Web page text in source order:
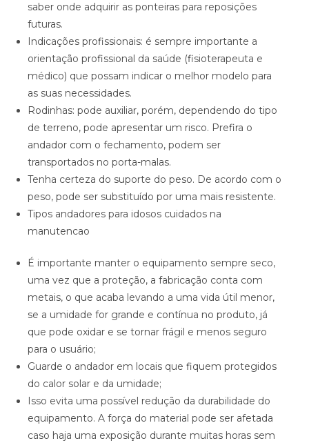
saber onde adquirir as ponteiras para reposições
futuras.
Indicações profissionais: é sempre importante a
orientação profissional da saúde (fisioterapeuta e
médico) que possam indicar o melhor modelo para
as suas necessidades.
Rodinhas: pode auxiliar, porém, dependendo do tipo
de terreno, pode apresentar um risco. Prefira o
andador com o fechamento, podem ser
transportados no porta-malas.
Tenha certeza do suporte do peso. De acordo com o
peso, pode ser substituído por uma mais resistente.
Tipos andadores para idosos cuidados na
manutencao
É importante manter o equipamento sempre seco,
uma vez que a proteção, a fabricação conta com
metais, o que acaba levando a uma vida útil menor,
se a umidade for grande e contínua no produto, já
que pode oxidar e se tornar frágil e menos seguro
para o usuário;
Guarde o andador em locais que fiquem protegidos
do calor solar e da umidade;
Isso evita uma possível redução da durabilidade do
equipamento. A força do material pode ser afetada
caso haja uma exposição durante muitas horas sem